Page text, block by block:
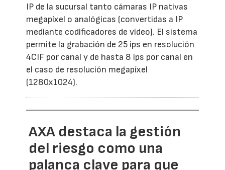
IP de la sucursal tanto cámaras IP nativas
megapíxel o analógicas (convertidas a IP
mediante codificadores de vídeo). El sistema
permite la grabación de 25 ips en resolución
4CIF por canal y de hasta 8 ips por canal en
el caso de resolución megapíxel
(1280x1024).
AXA destaca la gestión
del riesgo como una
palanca clave para que